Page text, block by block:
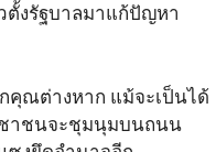
ตั้งรัฐบาลมาแก้ปัญหา
คุณต่างหาก แม้จะเป็นได้
ชาชนจะชุมนุมบนถนน